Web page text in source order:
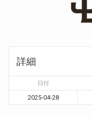
詳細
日付
2025-04-28